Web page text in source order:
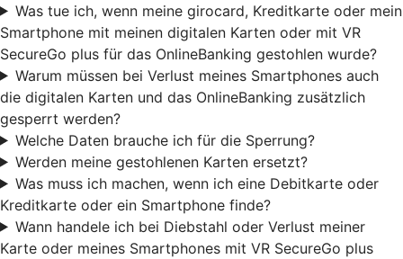
Was tue ich, wenn meine girocard, Kreditkarte oder mein
Smartphone mit meinen digitalen Karten oder mit VR
SecureGo plus für das OnlineBanking gestohlen wurde?
Warum müssen bei Verlust meines Smartphones auch
die digitalen Karten und das OnlineBanking zusätzlich
gesperrt werden?
Welche Daten brauche ich für die Sperrung?
Werden meine gestohlenen Karten ersetzt?
Was muss ich machen, wenn ich eine Debitkarte oder
Kreditkarte oder ein Smartphone finde?
Wann handele ich bei Diebstahl oder Verlust meiner
Karte oder meines Smartphones mit VR SecureGo plus